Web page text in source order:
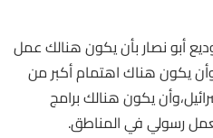
أبو نصار بأن يكون هنالك عمل
يكون هناك اهتمام أكبر من
يكون هنالك برامج
رسولي في المناطق.